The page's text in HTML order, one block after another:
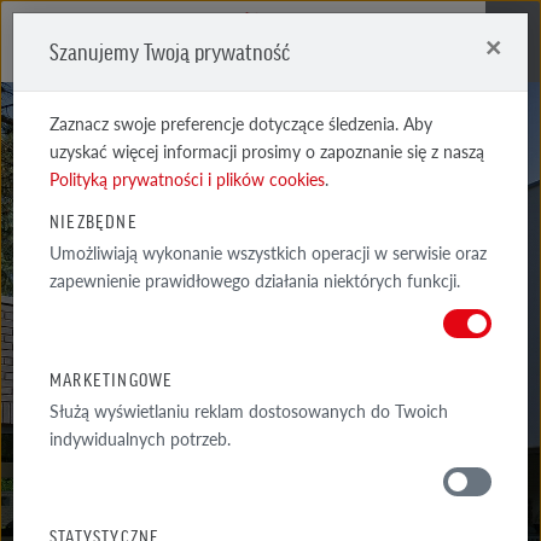
FARO
Szanujemy Twoją prywatność ×
Zaznacz swoje preferencje dotyczące śledzenia. Aby
uzyskać więcej informacji prosimy o zapoznanie się z naszą
Polityką prywatności i plików cookies.
NIEZBĘDNE
Umożliwiają wykonanie wszystkich operacji w serwisie oraz
zapewnienie prawidłowego działania niektórych funkcji.
MARKETINGOWE
Służą wyświetlaniu reklam dostosowanych do Twoich
indywidualnych potrzeb.
STATYSTYCZNE